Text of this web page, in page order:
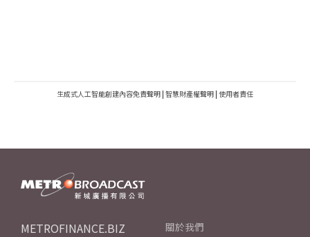
生成式人工智能創建內容免責聲明 | 智慧財產權聲明 | 使用者責任
METROFINANCE.BIZ
關於我們